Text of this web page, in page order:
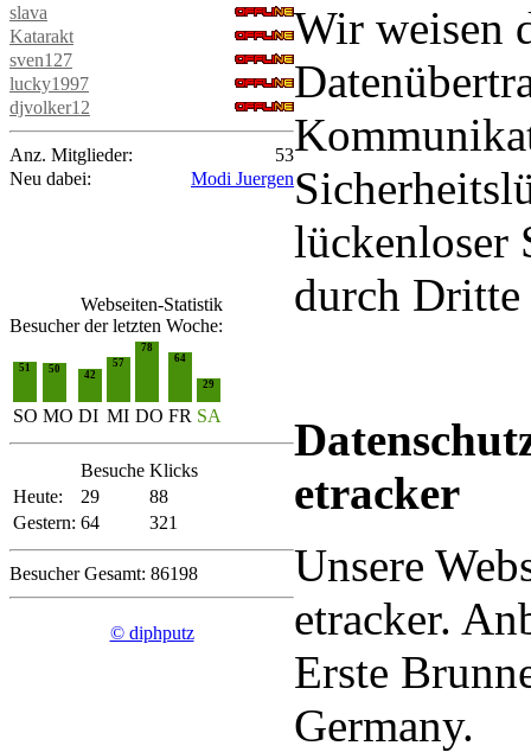
slava
Katarakt
sven127
lucky1997
djvolker12
Anz. Mitglieder:
53
Neu dabei:
Modi Juergen
Webseiten-Statistik
Besucher der letzten Woche:
51 50 42
57
78
64
29
SO MO DI MI DO FR SA
Besuche Klicks
Heute:
29
88
Gestern: 64 321
Besucher Gesamt: 86198
© diphputz
Wir weisen
lückenloser
durch
etracker
Unsere
etracker.
Erste
Germany.